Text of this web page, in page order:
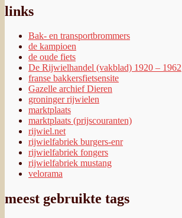
links
Bak- en transportbrommers
de kampioen
de oude fiets
De Rijwielhandel (vakblad) 1920 – 1962
franse bakkersfietsensite
Gazelle archief Dieren
groninger rijwielen
marktplaats
marktplaats (prijscouranten)
rijwiel.net
rijwielfabriek burgers-enr
rijwielfabriek fongers
rijwielfabriek mustang
velorama
meest gebruikte tags